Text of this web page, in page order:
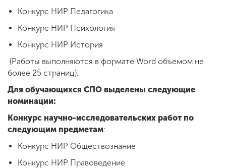
Конкурс НИР Педагогика
Конкурс НИР Психология
Конкурс НИР История
(Работы выполняются в формате Word объемом не
более 25 страниц).
Для обучающихся СПО выделены следующие
номинации:
Конкурс научно-исследовательских работ по
следующим предметам:
Конкурс НИР Обществознание
Конкурс НИР Правоведение